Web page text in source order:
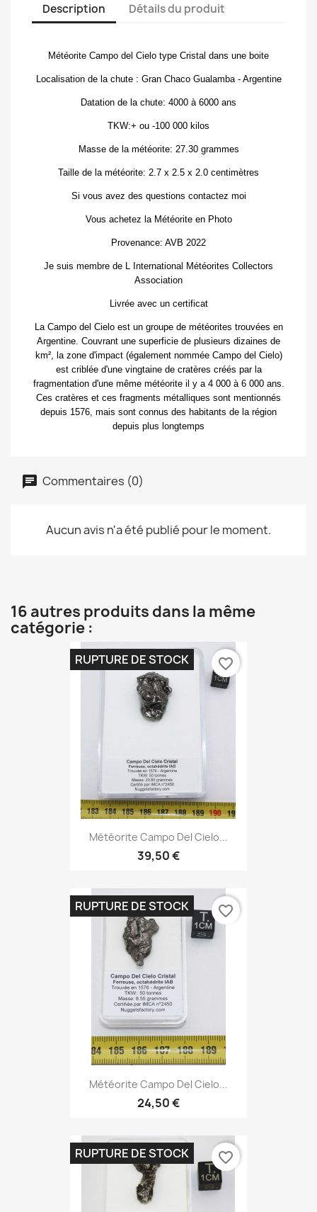
Description Détails du produit
Météorite Campo del Cielo type Cristal dans une boite
Localisation de la chute : Gran Chaco Gualamba - Argentine
Datation de la chute: 4000 à 6000 ans
TKW:+ ou -100 000 kilos
Masse de la météorite: 27.30 grammes
Taille de la météorite: 2.7 x 2.5 x 2.0 centimètres
Si vous avez des questions contactez moi
Vous achetez la Météorite en Photo
Provenance: AVB 2022
Je suis membre de L International Météorites Collectors
Association
Livrée avec un certificat
La Campo del Cielo est un groupe de météorites trouvées en
Argentine. Couvrant une superficie de plusieurs dizaines de
km², la zone d'impact (également nommée Campo del Cielo)
est criblée d'une vingtaine de cratères créés par la
fragmentation d'une même météorite il y a 4 000 à 6 000 ans.
Ces cratères et ces fragments métalliques sont mentionnés
depuis 1576, mais sont connus des habitants de la région
depuis plus longtemps
Commentaires (0)
Aucun avis n'a été publié pour le moment.
16 autres produits dans la même
catégorie :
Météorite Campo Del Cielo...
39,50 €
RUPTURE DE STOCK favorite_border
Météorite Campo Del Cielo...
24,50 €
RUPTURE DE STOCK favorite_border
RUPTURE DE STOCK favorite_border